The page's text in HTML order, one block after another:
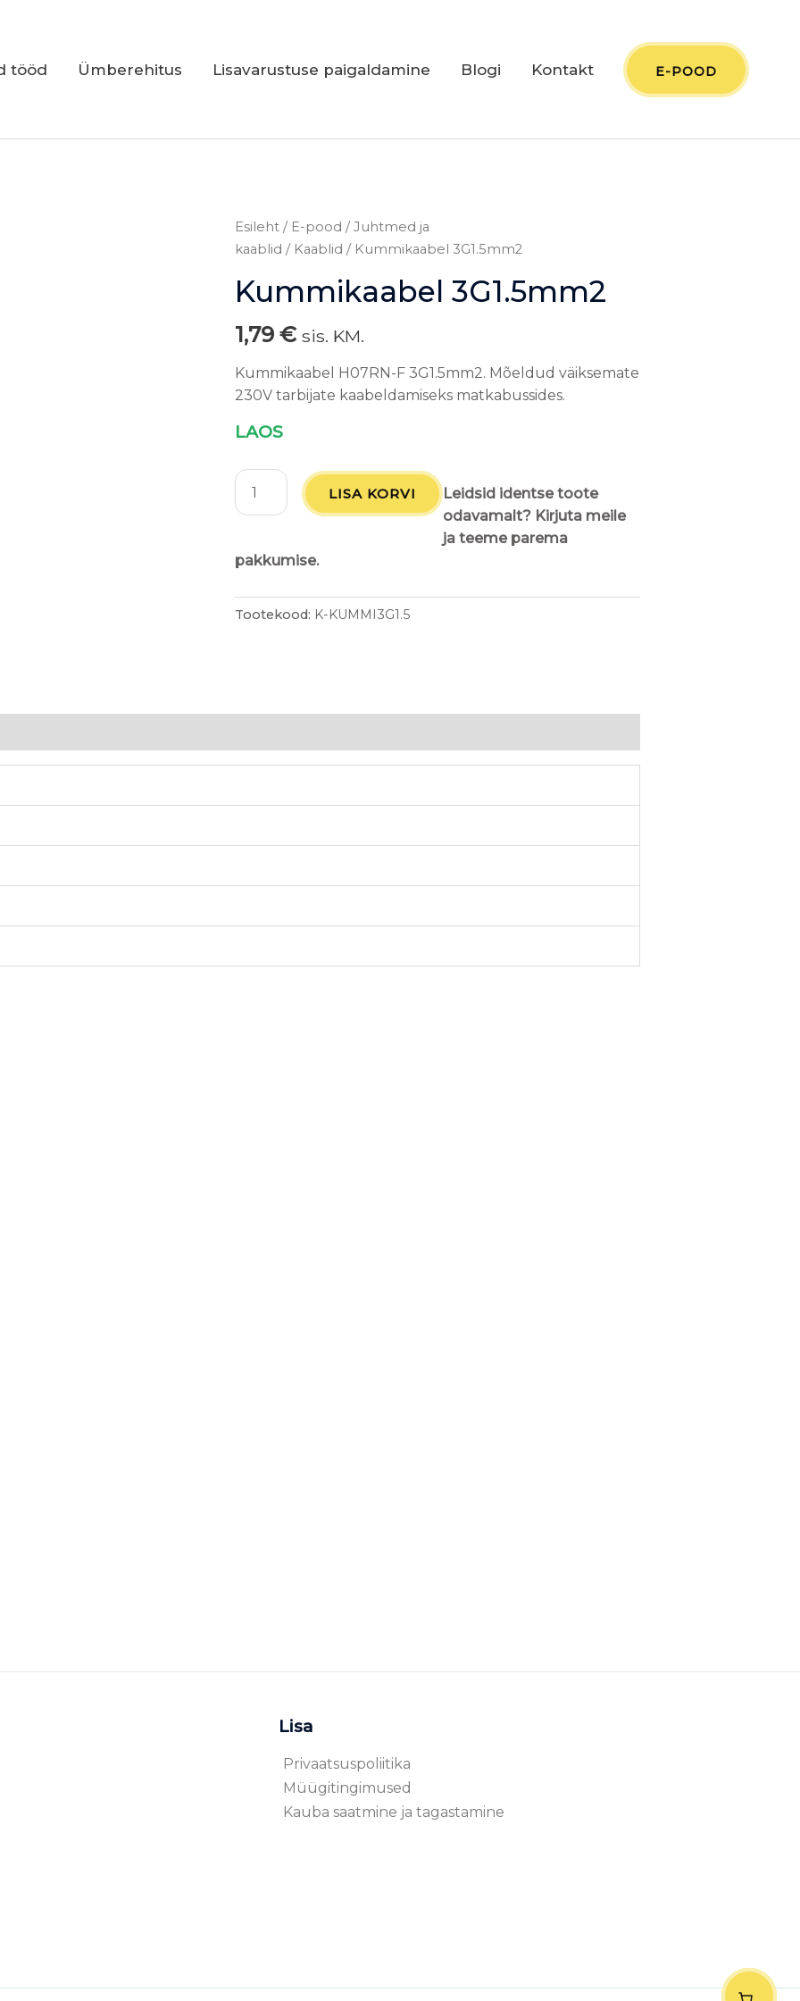
tööd Ümberehitus Lisavarustuse paigaldamine Blogi Kontakt E-POOD
Esileht / E-pood /Juhtmed ja
kaablid / Kaablid / Kummikaabel 3G1.5mm2
Kummikaabel 3G1.5mm2
1,79€ sis. KM.
Kummikaabel H07RN-F 3G1.5mm2. Mõeldud väiksemate
230V tarbijate kaabeldamiseks matkabussides.
LAOS
Kummikaabel
3G1.5mm2
LISA KORVI
Leidsid identse toote
odavamalt? Kirjuta meile
ja teeme parema
pakkumise.
Tootekood: K-KUMMI3G1.5
Lisa
Privaatsuspoliitika
Müügitingimused
Kauba saatmine ja tagastamine